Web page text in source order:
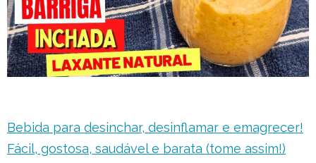
Bebida para desinchar, desinflamar e emagrecer!
Fácil, gostosa, saudável e barata (tome assim!)